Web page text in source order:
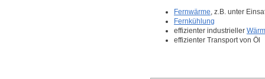
Fernwärme, z.B. unter
Fernkühlung
effizienter industrieller
effizienter Transport von Öl